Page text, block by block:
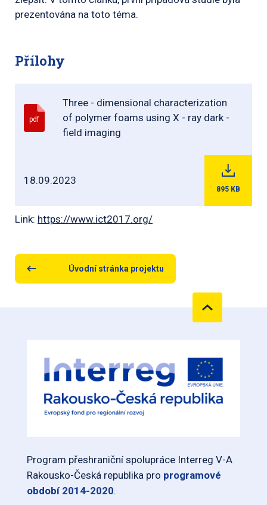
prezentována na toto téma.
Přílohy
pdf
Three - dimensional characterization
of polymer foams using X - ray dark -
field imaging
18.09.2023
895 KB
Link: https://www.ict2017.org/
Úvodní stránka projektu
Program přeshraniční spolupráce Interreg V-A
Rakousko-Česká republika pro programové
období 2014-2020.